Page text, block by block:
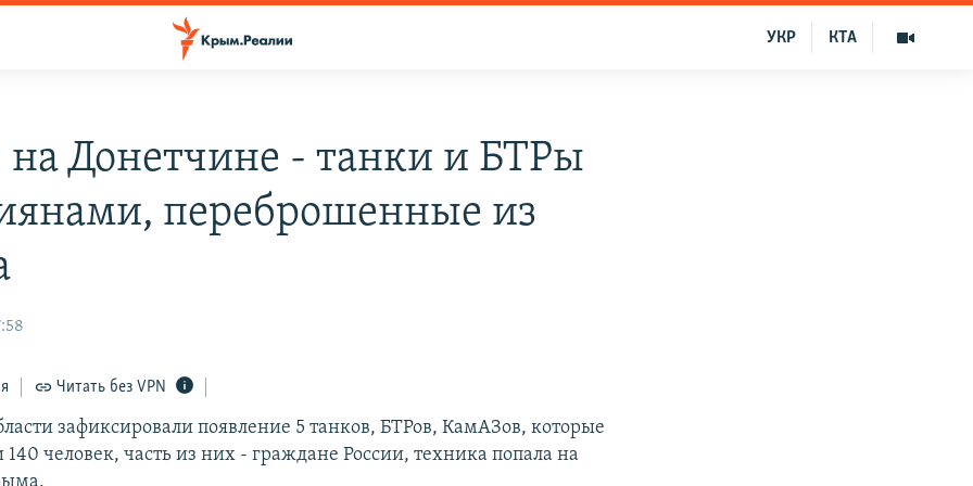
КТА
УКР
Донетчине - танки и БТРы
переброшенные из
Читать без VPN
зафиксировали появление 5 танков, БТРов, КамАЗов, которые
человек, часть из них - граждане России, техника попала на